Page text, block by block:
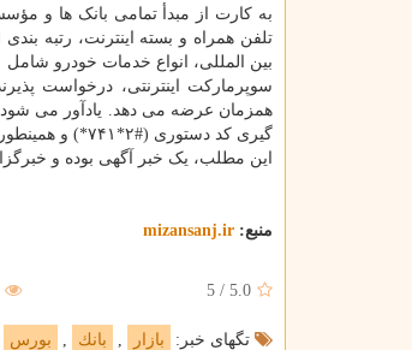
به کارت از مبدأ تمامی بانک ها و
تلفن همراه و بسته اینترنت، رتبه
بین المللی، انواع خدمات خودرو
سوپرمارکت اینترنتی، درخواست
همزمان عرضه می دهد. یادآور می شود
گیری کد دستوری (#۲*۷۴۱*) و همینطور از راه وبسایت رسمی شرکت به پرداخت ملت به آدرس
این مطلب، یک خبر آگهی بوده و
منبع: mizansanj.ir
5.0
/
5
تگهای خبر: بازار بانك بورس